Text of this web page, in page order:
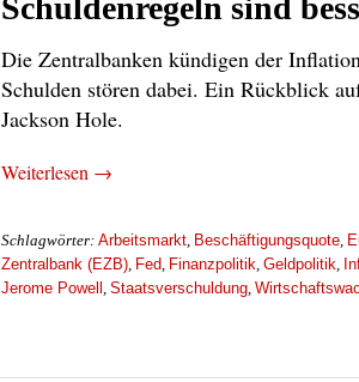
Die Zentralbanken kündigen der
Schulden stören dabei. Ein Rückblick
Jackson Hole.
Weiterlesen →
Schlagwörter: Arbeitsmarkt Beschäftigungsquote
Zentralbank (EZB) Fed Finanzpolitik Geldpolitik
Jerome Powell Staatsverschuldung